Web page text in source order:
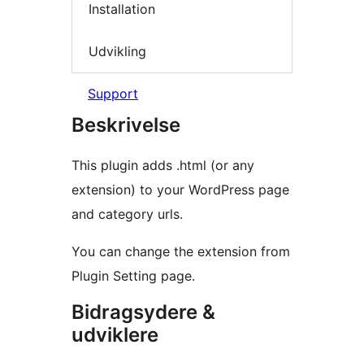
Installation
Udvikling
Support
Beskrivelse
This plugin adds .html (or any
extension) to your WordPress page
and category urls.
You can change the extension from
Plugin Setting page.
Bidragsydere &
udviklere